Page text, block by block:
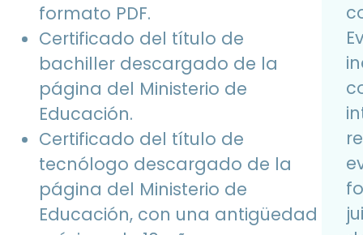
formato PDF.
Certificado del título de
bachiller descargado de la
página del Ministerio de
Educación.
Certificado del título de
tecnólogo descargado de la
página del Ministerio de
Educación, con una antigüedad